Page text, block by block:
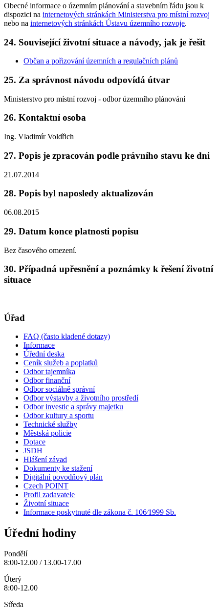
Obecné informace o územním plánování a stavebním řádu jsou k
dispozici na internetových stránkách Ministerstva pro místní rozvoj
nebo na internetových stránkách Ústavu územního rozvoje.
24. Související životní situace a návody, jak je řešit
Občan a pořizování územních a regulačních plánů
25. Za správnost návodu odpovídá útvar
Ministerstvo pro místní rozvoj - odbor územního plánování
26. Kontaktní osoba
Ing. Vladimír Voldřich
27. Popis je zpracován podle právního stavu ke dni
21.07.2014
28. Popis byl naposledy aktualizován
06.08.2015
29. Datum konce platnosti popisu
Bez časového omezení.
30. Případná upřesnění a poznámky k řešení životní
situace
Úřad
FAQ (často kladené dotazy)
Informace
Úřední deska
Ceník služeb a poplatků
Odbor tajemníka
Odbor finanční
Odbor sociálně správní
Odbor výstavby a životního prostředí
Odbor investic a správy majetku
Odbor kultury a sportu
Technické služby
Městská policie
Dotace
JSDH
Hlášení závad
Dokumenty ke stažení
Digitální povodňový plán
Czech POINT
Profil zadavatele
Životní situace
Informace poskytnuté dle zákona č. 106⁄1999 Sb.
Úřední hodiny
Pondělí
8:00-12.00 / 13.00-17.00
Úterý
8:00-12.00
Středa